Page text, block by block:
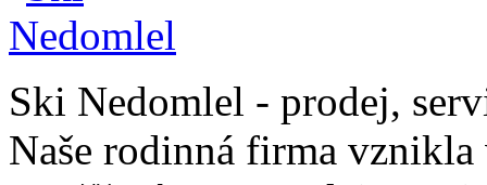
Ski Nedomlel - prodej,
Naše rodinná firma